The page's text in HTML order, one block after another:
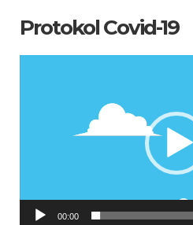
Protokol Covid-19
00:00